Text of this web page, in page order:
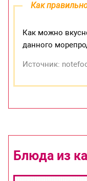
Как
Как можно
данного
Источник:
Блюда из